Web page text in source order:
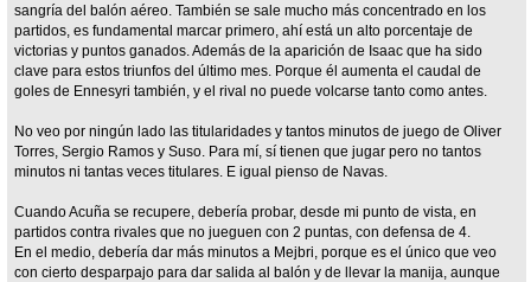
sangría del balón aéreo. También se sale mucho más concentrado en los
partidos, es fundamental marcar primero, ahí está un alto porcentaje de
victorias y puntos ganados. Además de la aparición de Isaac que ha sido
clave para estos triunfos del último mes. Porque él aumenta el caudal de
goles de Ennesyri también, y el rival no puede volcarse tanto como antes.
No veo por ningún lado las titularidades y tantos minutos de juego de Oliver
Torres, Sergio Ramos y Suso. Para mí, sí tienen que jugar pero no tantos
minutos ni tantas veces titulares. E igual pienso de Navas.
Cuando Acuña se recupere, debería probar, desde mi punto de vista, en
partidos contra rivales que no jueguen con 2 puntas, con defensa de 4.
En el medio, debería dar más minutos a Mejbri, porque es el único que veo
con cierto desparpajo para dar salida al balón y de llevar la manija, aunque